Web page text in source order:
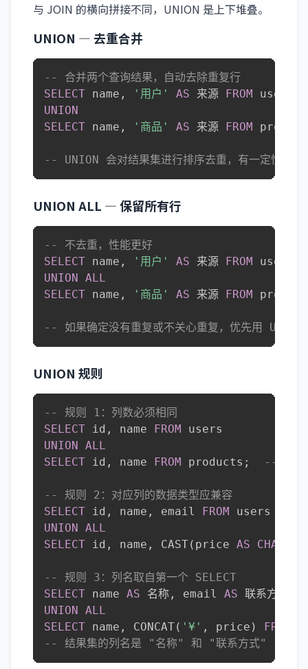
与 JOIN 的横向拼接不同，UNION 是上下堆叠。
UNION — 去重合并
-- 合并两个查询结果，自动去除重复行
SELECT name , '用户' AS 来源 FROM
UNION
SELECT name , '商品' AS 来源 FROM
-- UNION 会对结果集进行排序去重，有一定性能开
UNION ALL — 保留所有行
-- 不去重，性能更好
SELECT name , '用户' AS 来源 FROM
UNION ALL
SELECT name , '商品' AS 来源 FROM
-- 如果确定没有重复或不关心重复，优先用
UNION 规则
-- 规则 1：列数必须相同
SELECT id , name FROM
UNION ALL
SELECT id , name FROM products ; -- ✅
-- 规则 2：对应列的数据类型应兼容
SELECT id , name , email FROM
UNION ALL
SELECT id , name , CAST( price AS CHAR
-- 规则 3：列名取自第一个 SELECT
SELECT name AS 名称 , email AS 联系方式
UNION ALL
SELECT name , CONCAT( '¥' , price ) FROM
-- 结果集的列名是 "名称" 和 "联系方式"